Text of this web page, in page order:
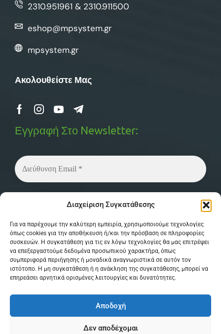
Διαχείριση Συγκατάθεσης
Για να παρέχουμε την καλύτερη εμπειρία, χρησιμοποιούμε τεχνολογίες
όπως cookies για την αποθήκευση ή/και την πρόσβαση σε πληροφορίες
συσκευών. Η συγκατάθεση για τις εν λόγω τεχνολογίες θα μας επιτρέψει
να επεξεργαστούμε δεδομένα προσωπικού χαρακτήρα, όπως
συμπεριφορά περιήγησης ή μοναδικά αναγνωριστικά σε αυτόν τον
ιστότοπο. Η μη συγκατάθεση ή η ανάκληση της συγκατάθεσης, μπορεί να
επηρεάσει αρνητικά ορισμένες λειτουργίες και δυνατότητες.
Αποδοχή
Δεν αποδέχομαι
2310.951961 & 2310.911500
eshop@mpsystem.gr
mpsystem.gr
Ακολουθείστε Μας
Εγγραφή Στο Newsletter:
μας για περισσότερες λεπτομέρειες.
© Copyright 2026 MPSystem . All Rights
Reserved . Powered by